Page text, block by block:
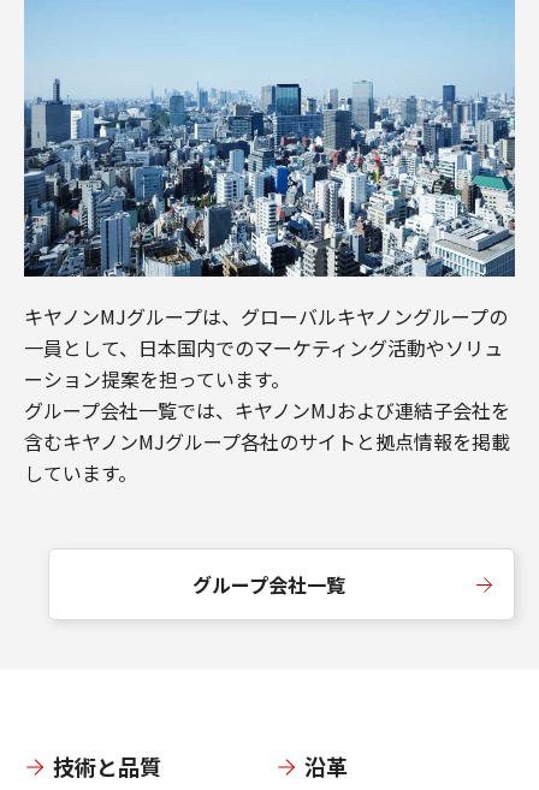
キヤノンMJグループは、グローバルキヤノングループの
一員として、日本国内でのマーケティング活動やソリュ
ーション提案を担っています。
グループ会社一覧では、キヤノンMJおよび連結子会社を
含むキヤノンMJグループ各社のサイトと拠点情報を掲載
しています。
グループ会社一覧
技術と品質 沿革